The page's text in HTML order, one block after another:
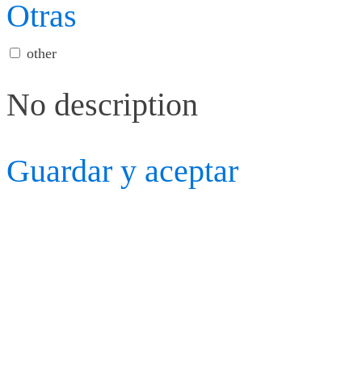
Otras
other
No description
Guardar y aceptar